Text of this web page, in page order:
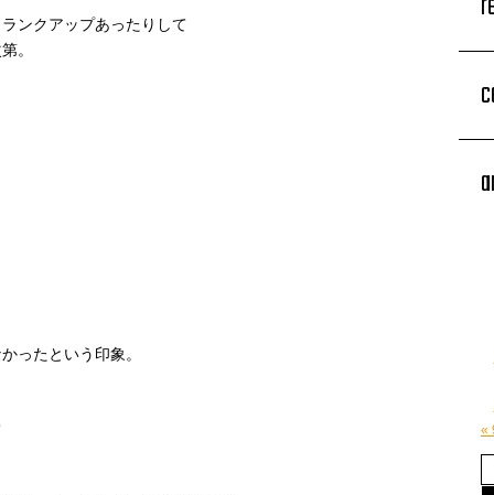
ンクアップあったりして
。
ったという印象。
«